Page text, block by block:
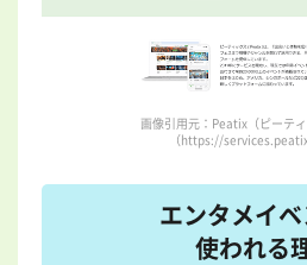
画像引用元：Peatix（ピーテ
（https://
エンタメイ
使われる